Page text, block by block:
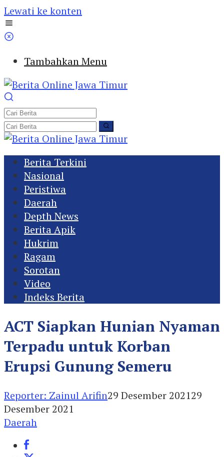
Lewati ke konten
Tambahkan Menu
Berita Terkini
Nasional
Peristiwa
Daerah
Depth News
Berita Apik
Hukrim
Ragam
Sorotan
Video
Indeks Berita
ACT Siapkan Hunian Nyaman
Terpadu untuk Korban
Erupsi Gunung Semeru
Reporter: Zainul Arifin29 Desember 202129
Desember 2021
Daerah